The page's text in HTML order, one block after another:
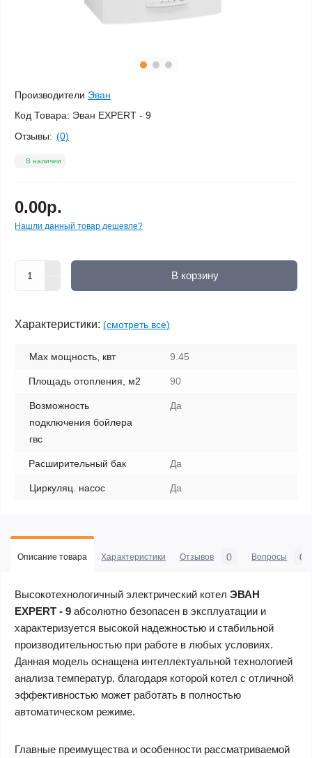
Производители Эван
Код Товара: Эван EXPERT - 9
Отзывы: (0)
В наличии
0.00р.
Нашли данный товар дешевле?
В корзину
Характеристики: (смотреть все)
Max мощность, квт 9.45
Площадь отопления, м2 90
Возможность
подключения бойлера
гвс
Да
Расширительный бак Да
Циркуляц. насос Да
Описание товара Характеристики Отзывов 0 Вопросы 0
Высокотехнологичный электрический котел ЭВАН
EXPERT - 9 абсолютно безопасен в эксплуатации и
характеризуется высокой надежностью и стабильной
производительностью при работе в любых условиях.
Данная модель оснащена интеллектуальной технологией
анализа температур, благодаря которой котел с отличной
эффективностью может работать в полностью
автоматическом режиме.
Главные преимущества и особенности рассматриваемой